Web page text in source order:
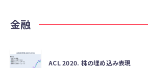
金融
ACL 2020. 株の埋め込み表現